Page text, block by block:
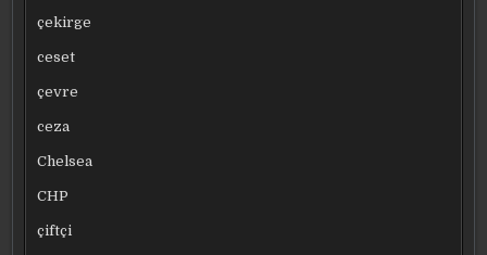
çekirge
ceset
çevre
ceza
Chelsea
CHP
çiftçi